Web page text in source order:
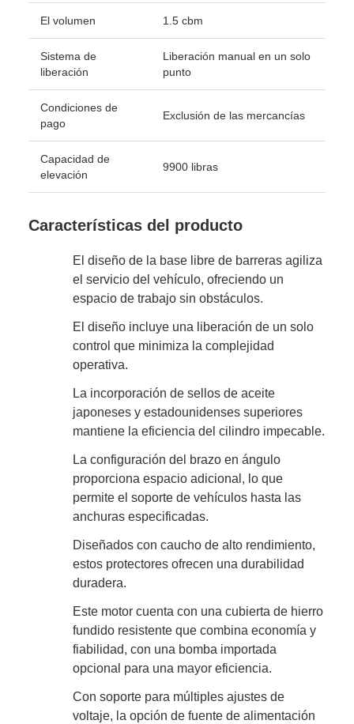
El volumen 1.5 cbm
Sistema de
liberación
Liberación manual en un solo
punto
Condiciones de
pago
Exclusión de las mercancías
Capacidad de
elevación
9900 libras
Características del producto
El diseño de la base libre de barreras agiliza
el servicio del vehículo, ofreciendo un
espacio de trabajo sin obstáculos.
El diseño incluye una liberación de un solo
control que minimiza la complejidad
operativa.
La incorporación de sellos de aceite
japoneses y estadounidenses superiores
mantiene la eficiencia del cilindro impecable.
La configuración del brazo en ángulo
proporciona espacio adicional, lo que
permite el soporte de vehículos hasta las
anchuras especificadas.
Diseñados con caucho de alto rendimiento,
estos protectores ofrecen una durabilidad
duradera.
Este motor cuenta con una cubierta de hierro
fundido resistente que combina economía y
fiabilidad, con una bomba importada
opcional para una mayor eficiencia.
Con soporte para múltiples ajustes de
voltaje, la opción de fuente de alimentación